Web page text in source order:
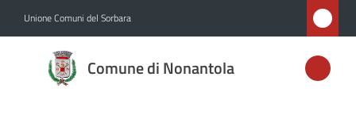
Unione Comuni del Sorbara
Comune di Nonantola
Comune di
Nonantola